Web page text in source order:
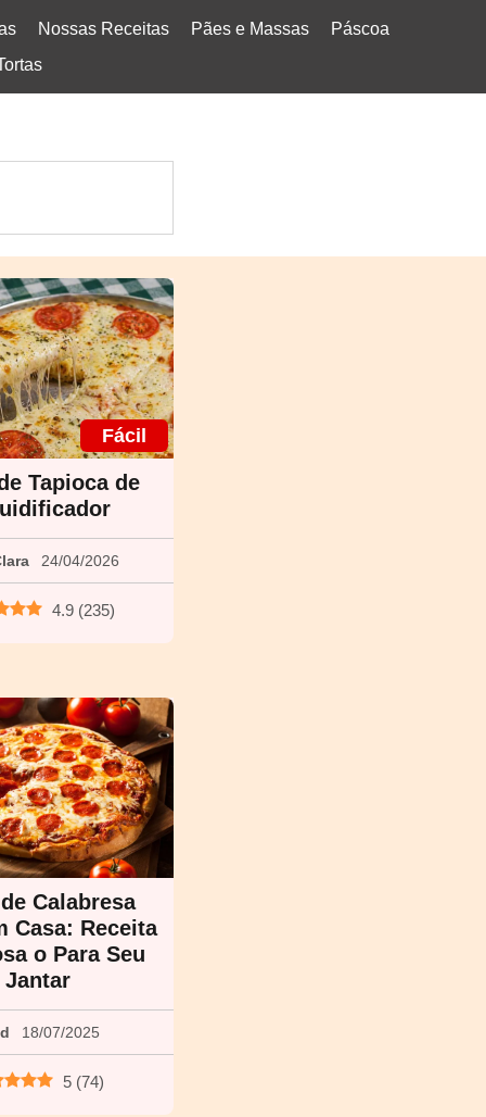
Nossas Receitas Pães e Massas
Páscoa
Fácil
Tapioca de
24/04/2026
4.9 (235)
Calabresa
Casa: Receita
o Para Seu
Jantar
18/07/2025
5 (74)